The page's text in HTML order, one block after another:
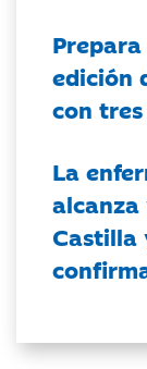
edición
con
La
Castilla